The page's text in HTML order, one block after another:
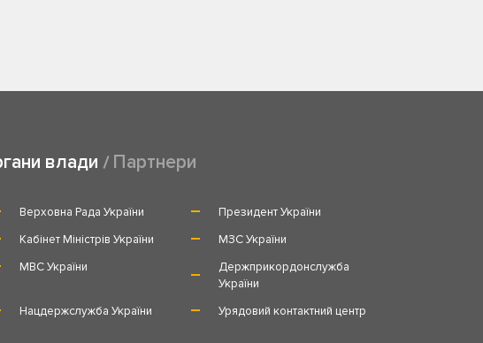
влади Партнери
Верховна Рада України
Президент України
Кабінет Міністрів України
МЗС України
МВС України
Держприкордонслужба
України
Нацдержслужба України
Урядовий контактний центр